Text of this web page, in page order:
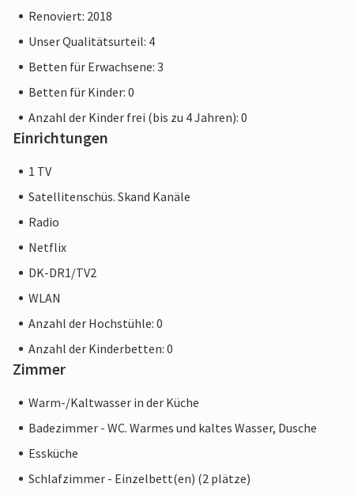
Renoviert: 2018
Unser Qualitätsurteil: 4
Betten für Erwachsene: 3
Betten für Kinder: 0
Anzahl der Kinder frei (bis zu 4 Jahren): 0
Einrichtungen
1 TV
Satellitenschüs. Skand Kanäle
Radio
Netflix
DK-DR1/TV2
WLAN
Anzahl der Hochstühle: 0
Anzahl der Kinderbetten: 0
Zimmer
Warm-/Kaltwasser in der Küche
Badezimmer - WC. Warmes und kaltes Wasser, Dusche
Essküche
Schlafzimmer - Einzelbett(en) (2 plätze)